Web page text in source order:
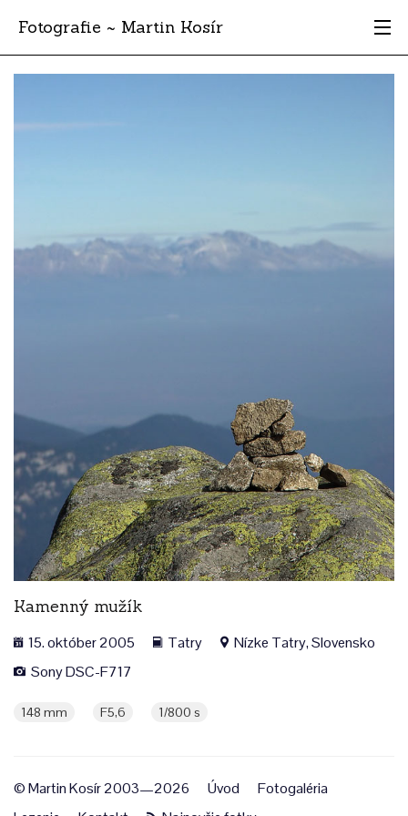
Fotografie ~ Martin Kosír
Moje obľúbené
Albumy
Vyhľadávanie
Kamenný mužík
15. október 2005 Tatry
Nízke Tatry, Slovensko
Sony DSC-F717
148 mm F5,6 1/800 s
© Martin Kosír 2003—2026 Úvod
Fotogaléria